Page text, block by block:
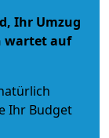
Ihr Umzug
wartet auf
Ihr Budget